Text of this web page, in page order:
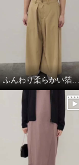
ふんわり柔らかい箔プリントストール